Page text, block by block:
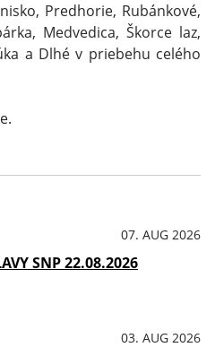
Predhorie, Rubánkové,
Medvedica, Škorce laz,
a Dlhé v priebehu celého
07. AUG 2026
SNP 22.08.2026
03. AUG 2026